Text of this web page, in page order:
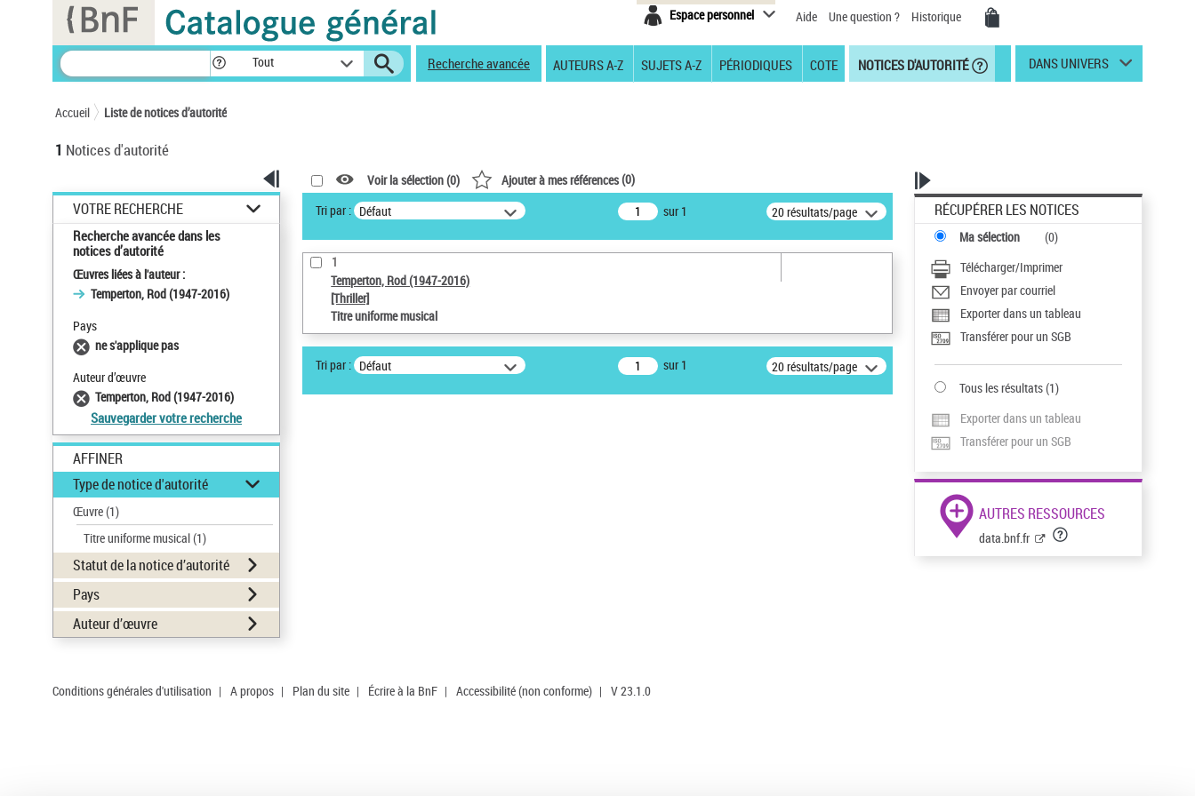
Espace personnel Aide Une question ? Historique
Tout Recherche avancée AUTEURS A-Z SUJETS A-Z PÉRIODIQUES COTE NOTICES D'AUTORITÉ DANS UNIVERS
Accueil Liste de notices d’autorité
1 Notices d'autorité
VOTRE RECHERCHE
Recherche avancée dans les
notices d’autorité
Œuvres liées à l'auteur :
Temperton, Rod (1947-2016)
Pays
ne s'applique pas
Auteur d’œuvre
Temperton, Rod (1947-2016)
Sauvegarder votre recherche
AFFINER
Type de notice d'autorité
Œuvre(1)
Titre uniforme musical(1)
Statut de la notice d’autorité
Pays
Auteur d’œuvre
Voir la sélection (0) Ajouter à mes références(0)
Tri par : Défaut sur 1 20 résultats/page
1
Temperton, Rod (1947-2016)
[Thriller]
Titre uniforme musical
Tri par : Défaut sur 1 20 résultats/page
RÉCUPÉRER LES NOTICES
Ma sélection (0)
Télécharger/Imprimer
Envoyer par courriel
Exporter dans un tableau
Transférer pour un SGB
Tous les résultats(1)
Exporter dans un tableau
Transférer pour un SGB
AUTRES RESSOURCES
data.bnf.fr
Conditions générales d'utilisation | A propos | Plan du site | Écrire à la BnF | Accessibilité (non conforme) | V 23.1.0
Panneau de gestion des cookies